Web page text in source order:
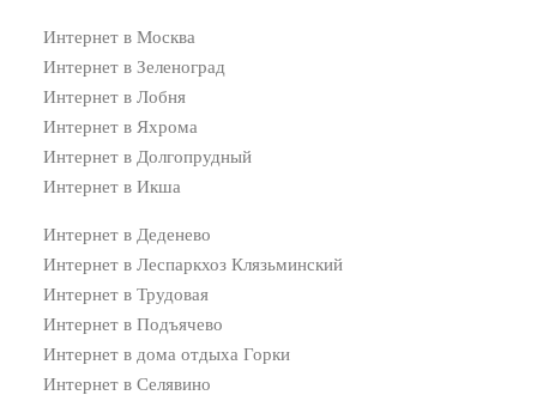
Интернет в Москва
Интернет в Зеленоград
Интернет в Лобня
Интернет в Яхрома
Интернет в Долгопрудный
Интернет в Икша
Интернет в Деденево
Интернет в Леспаркхоз Клязьминский
Интернет в Трудовая
Интернет в Подъячево
Интернет в дома отдыха Горки
Интернет в Селявино